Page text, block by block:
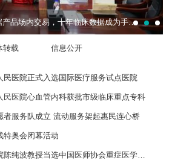
深圳首宗！医疗健康数据产品场内交易，十年临床数据成为手术机器人研发“燃料”
转载 信息公开
民医院正式入选国际医疗服务试点医院
民医院心血管内科获批市级临床重点专科
者服务队成立 流动服务架起惠民连心桥
特奥会闭幕活动
喜报｜深圳市人民医院陈纯波教授当选中国医师协会重症医学医师分会常务委员